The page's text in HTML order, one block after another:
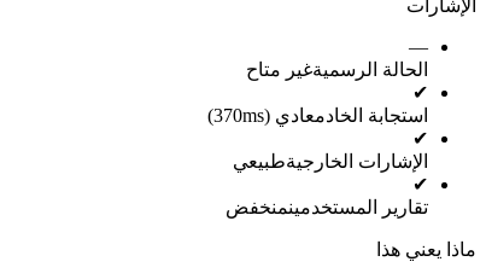
الإشارات
—
الحالة الرسميةغير متاح
✔
استجابة الخادمعادي (370ms)
✔
الإشارات الخارجيةطبيعي
✔
تقارير المستخدمينمنخفض
ماذا يعني هذا